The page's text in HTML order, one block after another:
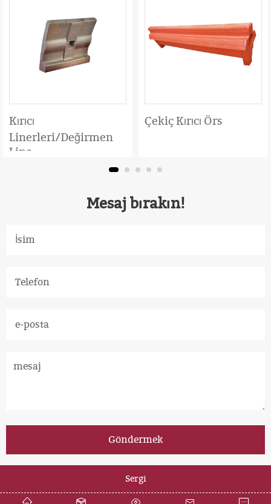
Kırıcı
Linerleri/Değirmen
Line
Çekiç Kırıcı Örs
Mesaj bırakın!
Copyright © 2012-2034 Zhili New Materials All rights reserved
Sergi